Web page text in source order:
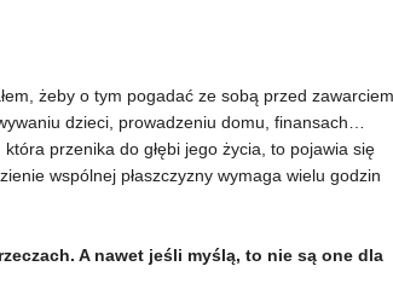
żeby o tym pogadać ze sobą przed zawarciem
dzieci, prowadzeniu domu, finansach…
przenika do głębi jego życia, to pojawia się
wspólnej płaszczyzny wymaga wielu godzin
A nawet jeśli myślą, to nie są one dla